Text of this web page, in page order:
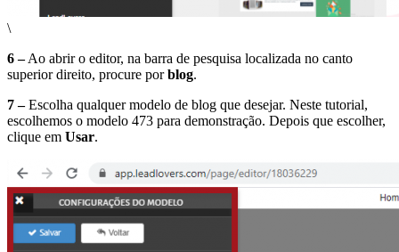
\
6 –Ao abrir o editor, na barra de pesquisa localizada no canto
superior direito, procure porblog.
7 –Escolha qualquer modelo de blog que desejar. Neste tutorial,
escolhemos o modelo 473 para demonstração. Depois que escolher,
clique em Usar.